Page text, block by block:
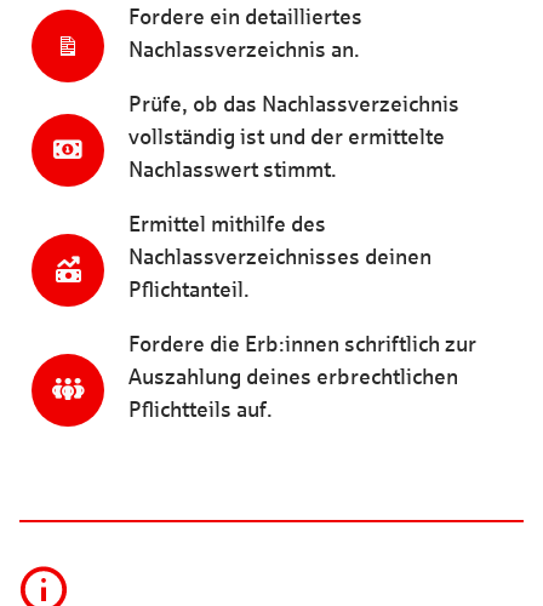
Fordere ein detailliertes
Nachlassverzeichnis an.
Prüfe, ob das Nachlassverzeichnis
vollständig ist und der ermittelte
Nachlasswert stimmt.
Ermittel mithilfe des
Nachlassverzeichnisses deinen
Pflichtanteil.
Fordere die Erb:innen schriftlich zur
Auszahlung deines erbrechtlichen
Pflichtteils auf.